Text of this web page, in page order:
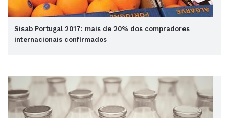
Sisab Portugal 2017: mais de 20% dos compradores
internacionais confirmados